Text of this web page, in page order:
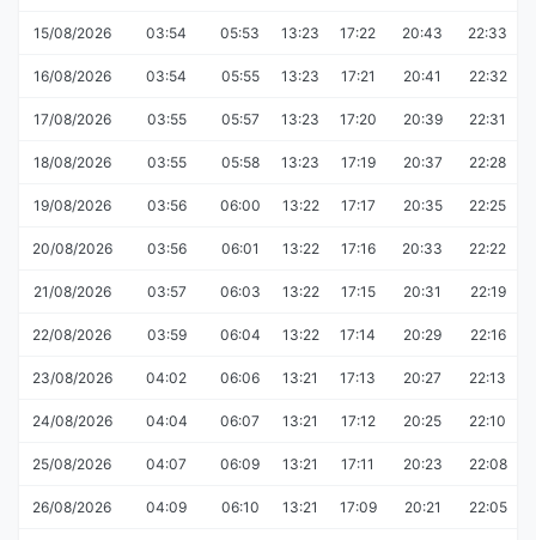
15/08/2026 03:54 05:53 13:23 17:22 20:43 22:33
16/08/2026 03:54 05:55 13:23 17:21 20:41 22:32
17/08/2026 03:55 05:57 13:23 17:20 20:39 22:31
18/08/2026 03:55 05:58 13:23 17:19 20:37 22:28
19/08/2026 03:56 06:00 13:22 17:17 20:35 22:25
20/08/2026 03:56 06:01 13:22 17:16 20:33 22:22
21/08/2026 03:57 06:03 13:22 17:15 20:31 22:19
22/08/2026 03:59 06:04 13:22 17:14 20:29 22:16
23/08/2026 04:02 06:06 13:21 17:13 20:27 22:13
24/08/2026 04:04 06:07 13:21 17:12 20:25 22:10
25/08/2026 04:07 06:09 13:21 17:11 20:23 22:08
26/08/2026 04:09 06:10 13:21 17:09 20:21 22:05